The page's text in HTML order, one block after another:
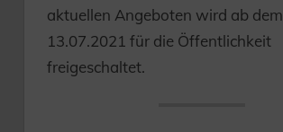
aktuellen Angeboten wird ab dem
13.07.2021 für die Öffentlichkeit
freigeschaltet.